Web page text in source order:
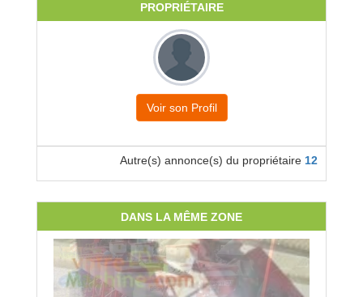
PROPRIÉTAIRE
Voir son Profil
Autre(s) annonce(s) du propriétaire 12
DANS LA MÊME ZONE